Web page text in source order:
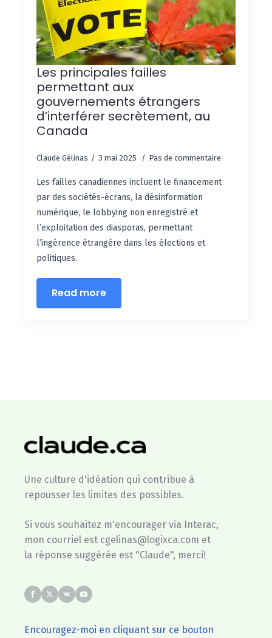
Les principales failles
permettant aux
gouvernements étrangers
d’interférer secrètement, au
Canada
Claude Gélinas 3 mai 2025 Pas de commentaire
Les failles canadiennes incluent le financement
par des sociétés-écrans, la désinformation
numérique, le lobbying non enregistré et
l’exploitation des diasporas, permettant
l’ingérence étrangère dans les élections et
politiques.
Read more
Une culture d'idéation qui contribue à
repousser les limites des possibles.
Si vous souhaitez m'encourager via Interac,
mon courriel est cgelinas@logixca.com et
la réponse suggérée est "Claude", merci!
Encouragez-moi en cliquant sur ce bouton